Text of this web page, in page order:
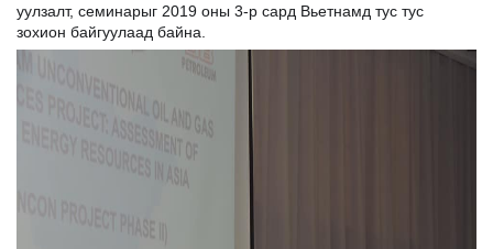
уулзалт, семинарыг 2019 оны 3-р сард Вьетнамд тус тус
зохион байгуулаад байна.